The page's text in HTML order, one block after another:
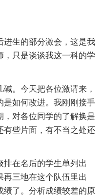
进生的部分激会，这是我
只是谈谈我这一科的学
。今天把各位激请来，
是如何改进。我刚刚接手
，对各位同学的了解换是
有些片面，有不当之处还
在名后的学生单列出
三地在这个队伍里出
绩了。分析成绩较差的原